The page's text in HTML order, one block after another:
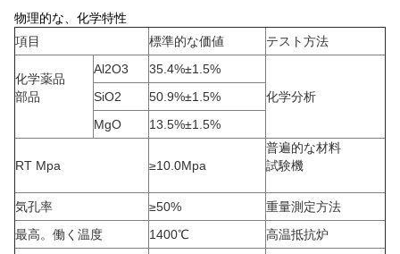
物理的な、化学特性
項目
標準的な価値 テスト方法
化学薬品
部品
Al2O3
35.4%±1.5%
化学分析
SiO2
50.9%±1.5%
MgO
13.5%±1.5%
RT Mpa ≥10.0Mpa
普遍的な材料
試験機
気孔率 ≥50%
重量測定方法
最高。働く温度
1400℃ 高温抵抗炉